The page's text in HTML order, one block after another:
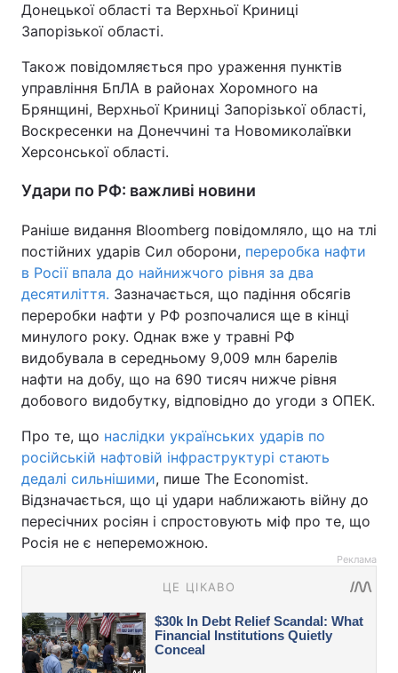
Донецької області та Верхньої Криниці
Запорізької області.
Також повідомляється про ураження пунктів
управління БпЛА в районах Хоромного на
Брянщині, Верхньої Криниці Запорізької області,
Воскресенки на Донеччині та Новомиколаївки
Херсонської області.
Удари по РФ: важливі новини
Раніше видання Bloomberg повідомляло, що на тлі
постійних ударів Сил оборони, переробка нафти
в Росії впала до найнижчого рівня за два
десятиліття. Зазначається, що падіння обсягів
переробки нафти у РФ розпочалися ще в кінці
минулого року. Однак вже у травні РФ
видобувала в середньому 9,009 млн барелів
нафти на добу, що на 690 тисяч нижче рівня
добового видобутку, відповідно до угоди з ОПЕК.
Про те, що наслідки українських ударів по
російській нафтовій інфраструктурі стають
дедалі сильнішими, пише The Economist.
Відзначається, що ці удари наближають війну до
пересічних росіян і спростовують міф про те, що
Росія не є непереможною.
Реклама